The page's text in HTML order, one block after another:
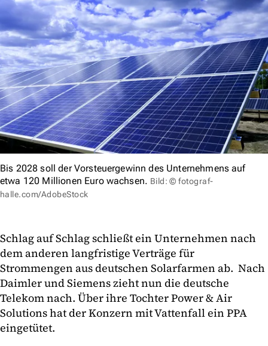
Bis 2028 soll der Vorsteuergewinn des Unternehmens auf
etwa 120 Millionen Euro wachsen. Bild: © fotograf-
halle.com/AdobeStock
Schlag auf Schlag schließt ein Unternehmen nach
dem anderen langfristige Verträge für
Strommengen aus deutschen Solarfarmen ab. Nach
Daimler und Siemens zieht nun die deutsche
Telekom nach. Über ihre Tochter Power & Air
Solutions hat der Konzern mit Vattenfall ein PPA
eingetütet.